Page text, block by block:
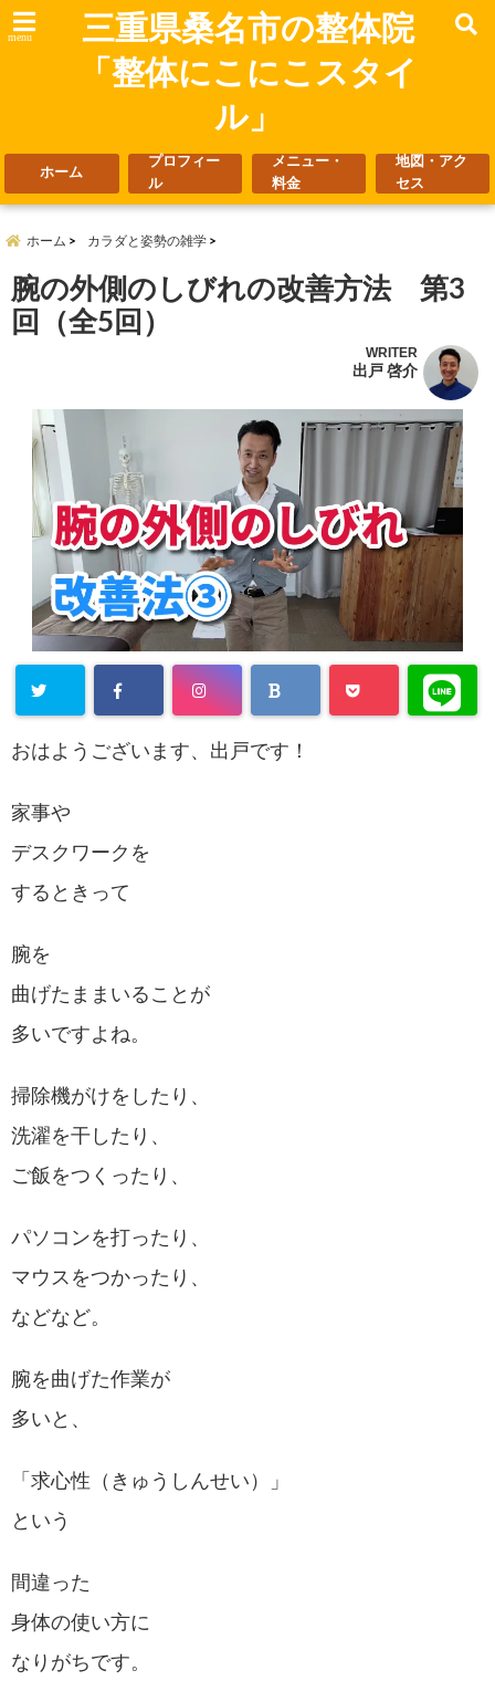
menu
三重県桑名市の整体院
「整体にこにこスタイ
ル」
ホーム
プロフィー
ル
メニュー・
料金
地図・アク
セス
ホーム カラダと姿勢の雑学
腕の外側のしびれの改善方法 第3
回（全5回）
WRITER
出戸 啓介
おはようございます、出戸です！
家事や
デスクワークを
するときって
腕を
曲げたままいることが
多いですよね。
掃除機がけをしたり、
洗濯を干したり、
ご飯をつくったり、
パソコンを打ったり、
マウスをつかったり、
などなど。
腕を曲げた作業が
多いと、
「求心性（きゅうしんせい）」
という
間違った
身体の使い方に
なりがちです。